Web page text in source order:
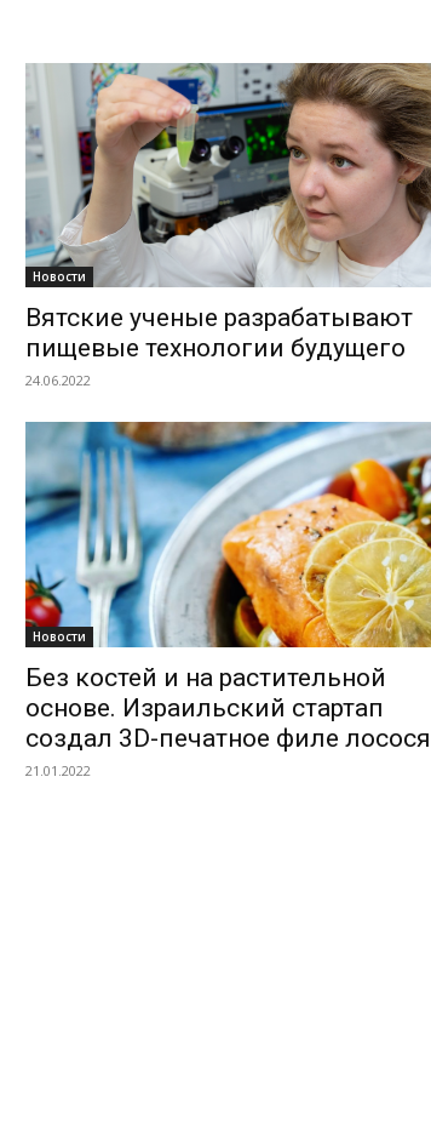
Новости
Вятские ученые разрабатывают
пищевые технологии будущего
24.06.2022
Новости
Без костей и на растительной
основе. Израильский стартап
создал 3D-печатное филе лосося
21.01.2022